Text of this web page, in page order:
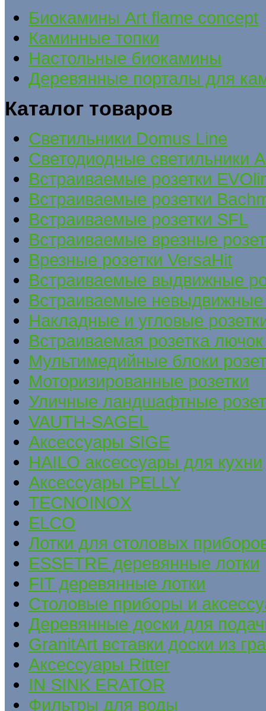
Биокамины Art flame concept
Каминные топки
Настольные биокамины
Деревянные порталы для
Каталог товаров
Cветильники Domus Line
Светодиодные светильники
Встраиваемые розетки
Встраиваемые розетки
Встраиваемые розетки SFL
Встраиваемые врезные
Врезные розетки VersaHit
Встраиваемые выдвижные
Встраиваемые невыдвижные
Накладные и угловые
Встраиваемая розетка
Мультимедийные блоки
Моторизированные розетки
Уличные ландшафтные
VAUTH-SAGEL
Аксессуары SIGE
HAILO аксессуары для кухни
Аксессуары PELLY
TECNOINOX
ELCO
Лотки для столовых
ESSETRE деревянные лотки
FIT деревянные лотки
Столовые приборы и
Деревянные доски для
GranitArt вставки доски из
Аксессуары Ritter
IN SINK ERATOR
Фильтры для воды